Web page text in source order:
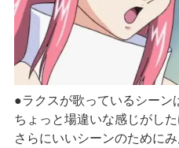
●ラクスが歌っているシーン
ちょっと場違いな感じがした
さらにいいシーンのために